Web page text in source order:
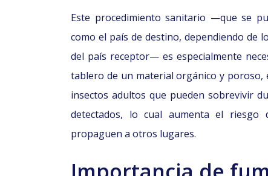
Este procedimiento sanitario —que se
como el país de destino, dependiendo de
del país receptor— es especialmente
tablero de un material orgánico y
insectos adultos que pueden sobrevivir
detectados, lo cual aumenta el riesgo
propaguen a otros lugares.